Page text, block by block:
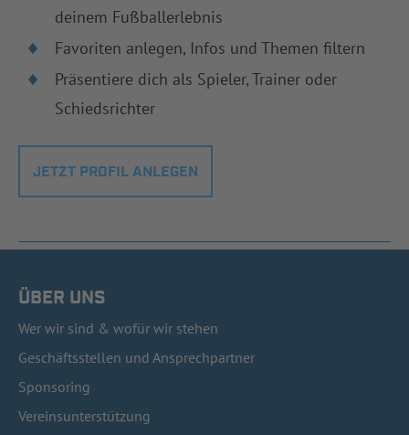
deinem Fußballerlebnis
Favoriten anlegen, Infos und Themen filtern
Präsentiere dich als Spieler, Trainer oder
Schiedsrichter
JETZT PROFIL ANLEGEN
ÜBER UNS
Wer wir sind & wofür wir stehen
Geschäftsstellen und Ansprechpartner
Sponsoring
Vereinsunterstützung